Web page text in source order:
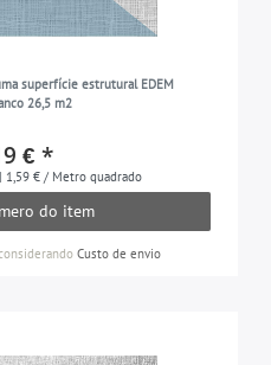
superfície estrutural EDEM
26,5 m2
€ *
| 1,59 € / Metro quadrado
do item
Custo de envio